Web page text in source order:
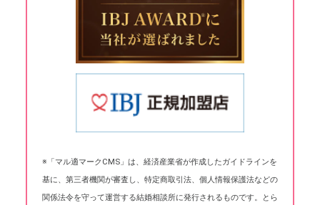
※「マル適マークCMS」は、経済産業省が作成したガイドラインを
基に、第三者機関が審査し、特定商取引法、個人情報保護法などの
関係法令を守って運営する結婚相談所に発行されるものです。とら